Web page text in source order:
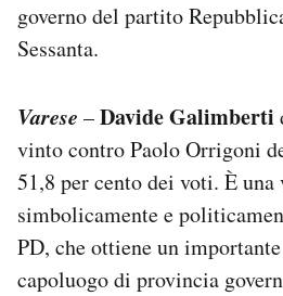
governo del partito
Sessanta.
Varese –Davide Galimberti
vinto contro Paolo Orrigoni
51,8 per cento dei voti. È
simbolicamente e
PD, che ottiene un
capoluogo di provincia